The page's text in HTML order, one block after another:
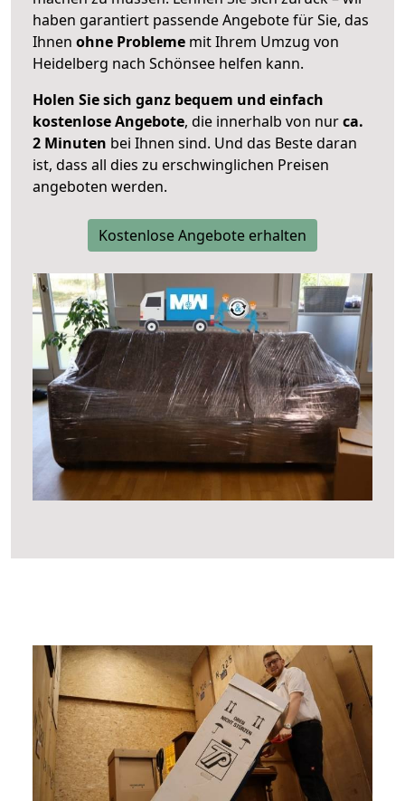
haben garantiert passende Angebote für Sie, das
Ihnen ohne Probleme mit Ihrem Umzug von
Heidelberg nach Schönsee helfen kann.
Holen Sie sich ganz bequem und einfach
kostenlose Angebote, die innerhalb von nurca.
2 Minuten bei Ihnen sind. Und das Beste daran
ist, dass all dies zu erschwinglichen Preisen
angeboten werden.
Kostenlose Angebote erhalten